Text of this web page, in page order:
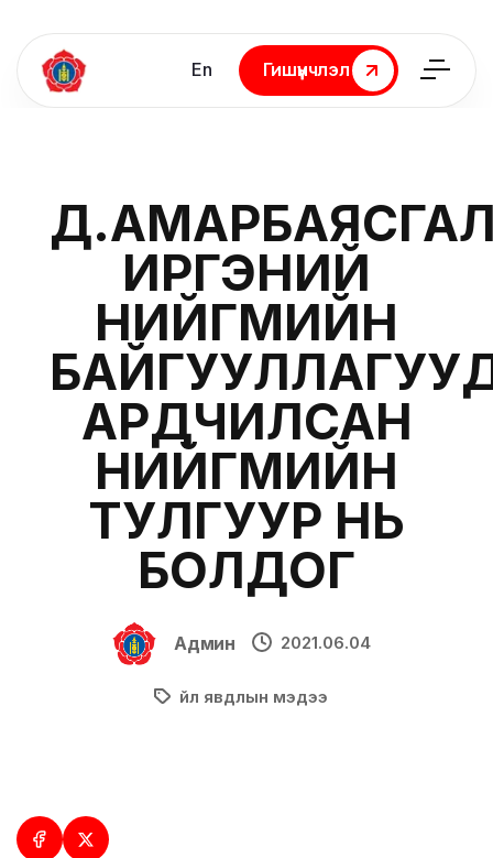
En
Гишүүнчлэл
Гишүүнчлэл
ИРГЭНИЙ
НИЙГМИЙН
АРДЧИЛСАН
НИЙГМИЙН
ТУЛГУУР НЬ
БОЛДОГ
Админ 2021.06.04
Үйл явдлын мэдээ